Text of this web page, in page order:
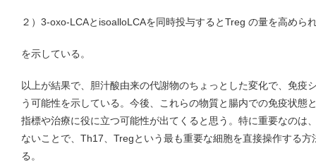
２）3-oxo-LCAとisoalloLCAを同時投与するとTreg の量を高めら
を示している。
以上が結果で、胆汁酸由来の代謝物のちょっとした変化で、免疫
う可能性を示している。今後、これらの物質と腸内での免疫状態
指標や治療に役に立つ可能性が出てくると思う。特に重要なのは
ないことで、Th17、Tregという最も重要な細胞を直接操作する
る。